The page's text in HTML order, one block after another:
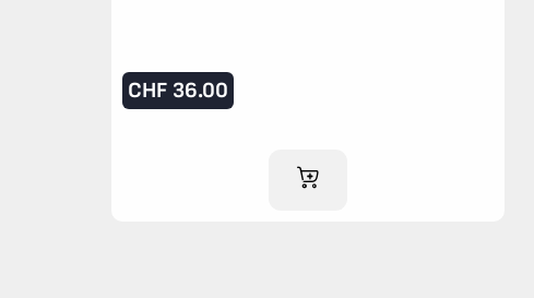
CHF 36.00
AJOUTER AU PANIER